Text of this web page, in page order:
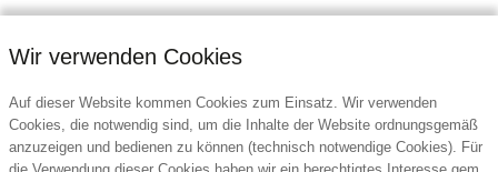
Kontakt
Wir verwenden Cookies
Auf dieser Website kommen Cookies zum Einsatz. Wir verwenden
Cookies, die notwendig sind, um die Inhalte der Website ordnungsgemäß
anzuzeigen und bedienen zu können (technisch notwendige Cookies). Für